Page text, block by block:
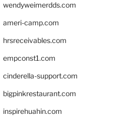
wendyweimerdds.com
ameri-camp.com
hrsreceivables.com
empconst1.com
cinderella-support.com
bigpinkrestaurant.com
inspirehuahin.com